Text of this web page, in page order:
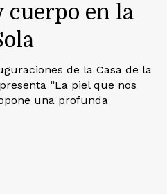
cuerpo en la
de la Casa de la
“La piel que nos
una profunda